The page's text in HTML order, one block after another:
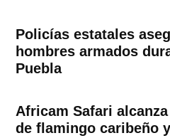
Policías estatales
hombres armados
Puebla
Africam Safari
de flamingo caribeño